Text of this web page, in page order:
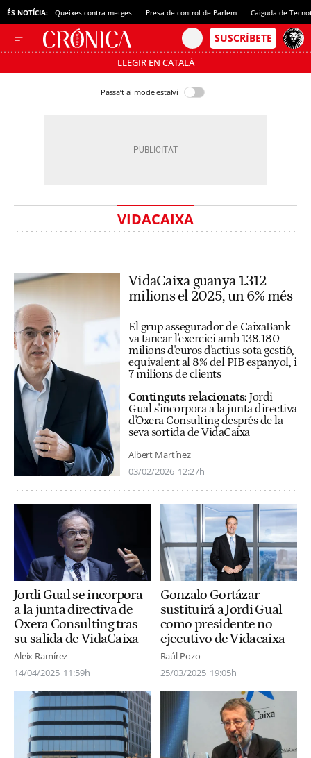
ÉS NOTÍCIA: Queixes contra metges Presa de control de Parlem Caiguda de
LLEGIR EN CATALÀ
Passa’t al mode estalvi
VIDACAIXA
VidaCaixa guanya 1.312
milions el 2025, un 6% més
El grup assegurador de CaixaBank
va tancar l'exercici amb 138.180
milions d'euros d'actius sota gestió,
equivalent al 8% del PIB espanyol, i
7 milions de clients
Continguts relacionats: Jordi
Gual s'incorpora a la junta directiva
d'Oxera Consulting després de la
seva sortida de VidaCaixa
Albert Martínez
03/02/2026 12:27h
Jordi Gual se incorpora
a la junta directiva de
Oxera Consulting tras
su salida de VidaCaixa
Aleix Ramírez
14/04/2025 11:59h
Gonzalo Gortázar
sustituirá a Jordi Gual
como presidente no
ejecutivo de Vidacaixa
Raúl Pozo
25/03/2025 19:05h